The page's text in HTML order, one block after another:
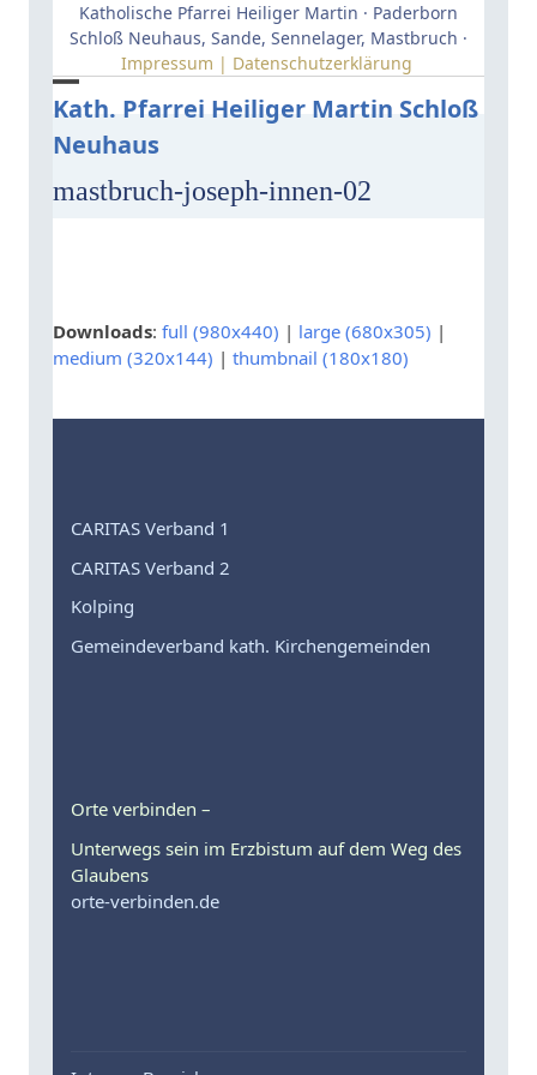
Katholische Pfarrei Heiliger Martin · Paderborn
Schloß Neuhaus, Sande, Sennelager, Mastbruch ·
Impressum | Datenschutzerklärung
Kath. Pfarrei Heiliger Martin Schloß
Neuhaus
Open
mobile
menu
Close
mobile
menu
mastbruch-joseph-innen-02
Downloads: full (980x440) | large (680x305) |
medium (320x144) | thumbnail (180x180)
CARITAS Verband 1
CARITAS Verband 2
Kolping
Gemeindeverband kath. Kirchengemeinden
Orte verbinden –
Unterwegs sein im Erzbistum auf dem Weg des
Glaubens
orte-verbinden.de